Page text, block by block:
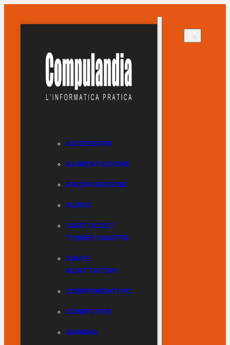
ACCESSORI
ALIMENTAZIONE
ARCHIVIAZIONE
AUDIO
CARTUCCE /
TONER / NASTRI
CAVI E
ADATTATORI
COMPONENTI PC
COMPUTER
GAMING